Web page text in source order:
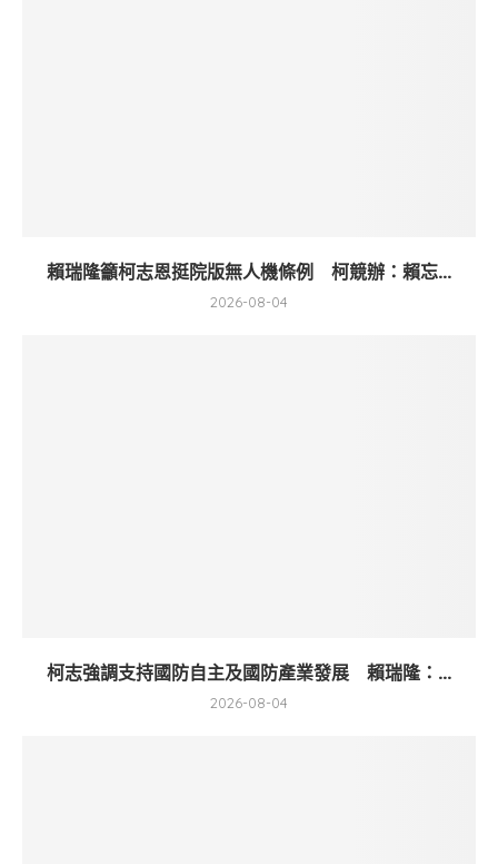
賴瑞隆籲柯志恩挺院版無人機條例 柯競辦：賴忘...
2026-08-04
柯志強調支持國防自主及國防產業發展 賴瑞隆：...
2026-08-04